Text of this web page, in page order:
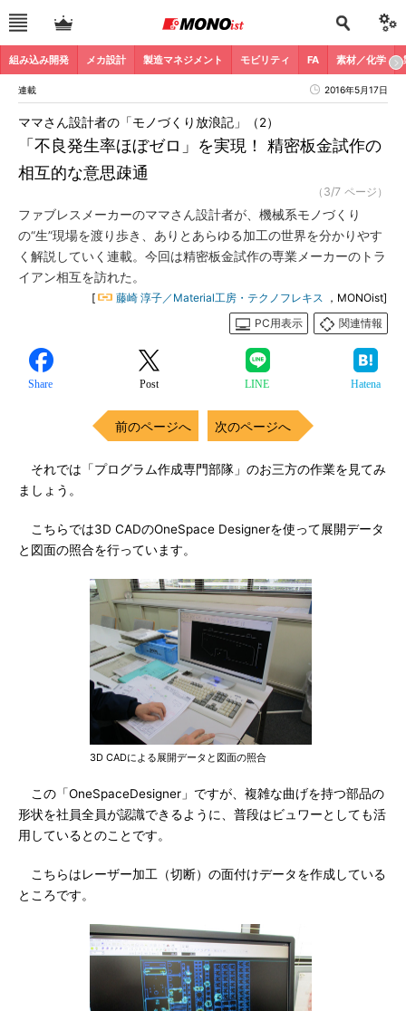
組み込み開発 メカ設計 製造マネジメント モビリティ FA 素材／化学
連載 2016年5月17日
「不良発生率ほぼゼロ」を実現！ 精密板金試作の
相互的な意思疎通
ママさん設計者の「モノづくり放浪記」（2）
（3/7 ページ）
ファブレスメーカーのママさん設計者が、機械系モノづくり
の“生”現場を渡り歩き、ありとあらゆる加工の世界を分かりやす
く解説していく連載。今回は精密板金試作の専業メーカーのトラ
イアン相互を訪れた。
[ 藤崎 淳子／Material工房・テクノフレキス ，MONOist]
PC用表示
関連情報
Share Post LINE Hatena
前のページへ 次のページへ
それでは「プログラム作成専門部隊」のお三方の作業を見てみ
ましょう。
こちらでは3D CADのOneSpace Designerを使って展開データ
と図面の照合を行っています。
3D CADによる展開データと図面の照合
この「OneSpaceDesigner」ですが、複雑な曲げを持つ部品の
形状を社員全員が認識できるように、普段はビュワーとしても活
用しているとのことです。
こちらはレーザー加工（切断）の面付けデータを作成している
ところです。